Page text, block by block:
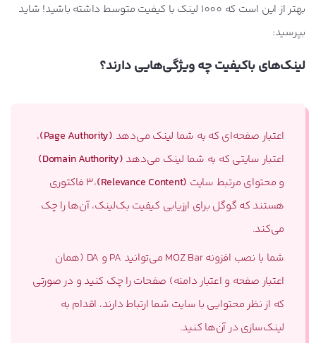
بهتر از این است که 1000 لینک با کیفیت متوسط داشته باشید! شاید
بپرسید:
لینک‌های باکیفیت چه ویژگی‌هایی دارند؟
اعتبار صفحه‌ای که به شما لینک می‌دهد (Page Authority)
،
اعتبار سایتی که به شما لینک می‌دهد (Domain Authority)
و محتوای مرتبط سایت (Relevance Content)
،3 فاکتوری
هستند که گوگل برای ارزیابی کیفیت بک‌لینک، آن‌ها را چک
می‌کند.
شما با نصب افزونه MOZ Bar می‌توانید PA و DA (همان
اعتبار صفحه و اعتبار دامنه) صفحات را چک کنید و در صورتی
که از نظر محتوایی با سایت شما ارتباط دارند، اقدام به
لینک‌سازی در آن‌ها کنید.